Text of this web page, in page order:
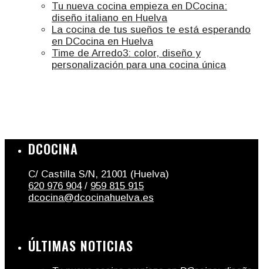
Tu nueva cocina empieza en DCocina:
diseño italiano en Huelva
La cocina de tus sueños te está esperando
en DCocina en Huelva
Time de Arredo3: color, diseño y
personalización para una cocina única
DCOCINA
C/ Castilla S/N, 21001 (Huelva)
620 976 904/ 959 815 915
dcocina@dcocinahuelva.es
ÚLTIMAS NOTICIAS